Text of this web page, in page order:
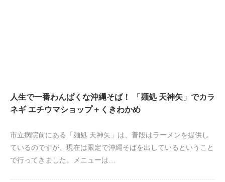
人生で一番わんぱくな沖縄そば！ 「麺処 天神矢」でカラ
ネギ エチウマショップ＋くきわかめ
市立病院前にある「麺処 天神矢」は、普段はラーメンを提供し
ているのですが、現在は限定で沖縄そばを出しているということ
で行ってきました。メニューは…